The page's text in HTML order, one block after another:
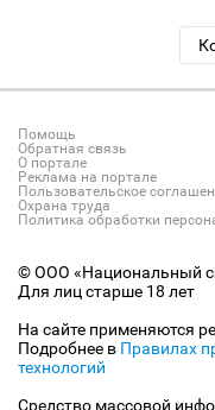
Помощь
Обратная связь
О портале
Реклама на портале
Пользовательское
Охрана труда
Политика обработки
© ООО «Национальный
Для лиц старше 18 лет
На сайте применяются
Подробнее в Правилах
технологий
Средство массовой